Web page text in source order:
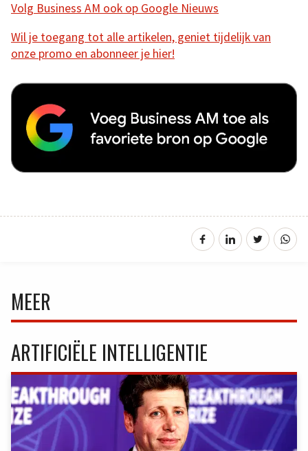
Volg Business AM ook op Google Nieuws
Wil je toegang tot alle artikelen, geniet tijdelijk van
onze promo en abonneer je hier!
MEER
ARTIFICIËLE INTELLIGENTIE